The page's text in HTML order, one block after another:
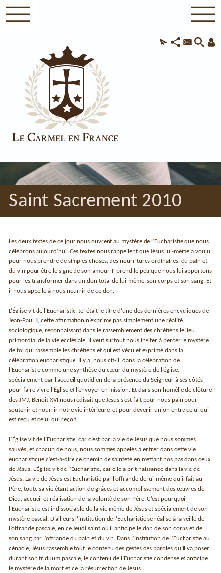
Saint Sacrement 2010
Les deux textes de ce jour nous ouvrent au mystère de l’Eucharistie que nous
célébrons aujourd’hui. Ces textes nous rappellent que Jésus lui-même a voulu
pour nous prendre de simples choses, des nourritures ordinaires, du pain et
du vin pour être le signe de son amour. Il prend le peu que nous lui apportons
pour les transformer dans un don total de lui-même, son corps et son sang. Et
il nous appelle à nous nourrir de ce don.
L’Église vit de l’Eucharistie, tel était le titre d’une des dernières encycliques de
Jean-Paul II, cette affirmation n’exprime pas simplement une réalité
sociologique, reconnaissant dans le rassemblement des chrétiens le lieu
primordial de la vie ecclésiale. Il veut surtout nous inviter à percer le mystère
de foi qui rassemble les chrétiens et qui est vécu et exprimé dans la
célébration eucharistique. Il y a, nous dit-il, dans la célébration de
l’Eucharistie comme une synthèse du cœur du mystère de l’église,
spécialement par l’accueil quotidien de la présence du Seigneur à ses côtés
pour faire vivre l’Église et l’envoyer en mission. Et dans son homélie de clôture
des JMJ, Benoît XVI nous redisait que Jésus s’est fait pour nous pain pour
soutenir et nourrir notre vie intérieure, et pour devenir union entre celui qui
est reçu et celui qui reçoit.
L’Église vit de l’Eucharistie, car c’est par la vie de Jésus que nous sommes
sauvés, et chacun de nous, nous sommes appelés à entrer dans cette vie
eucharistique c’est-à-dire ce chemin de sainteté en mettant nos pas dans ceux
de Jésus. L’Église vit de l’Eucharistie, car elle a prit naissance dans la vie de
Jésus. La vie de Jésus est Eucharistie par l’offrande de lui-même qu’il fait au
Père, toute sa vie étant action de grâces et accomplissement des œuvres de
Dieu, accueil et réalisation de la volonté de son Père. C’est pourquoi
l’Eucharistie est indissociable de la vie même de Jésus et spécialement de son
mystère pascal. D’ailleurs l’institution de l’Eucharistie se réalise à la veille de
l’offrande pascale, en ce Jeudi saint où il anticipe le don de son corps et de
son sang par l’offrande du pain et du vin. Dans l’institution de l’Eucharistie au
cénacle, Jésus rassemble tout le contenu des gestes des paroles qu’il va poser
durant son triduum pascale, le contenu de l’Eucharistie condense et anticipe
le mystère de la mort et de la résurrection de Jésus.